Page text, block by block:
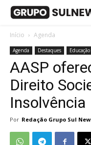
Início Agenda
Agenda Destaques Educação
AASP
Direito
Insolvência
Por Redação Grupo Sul